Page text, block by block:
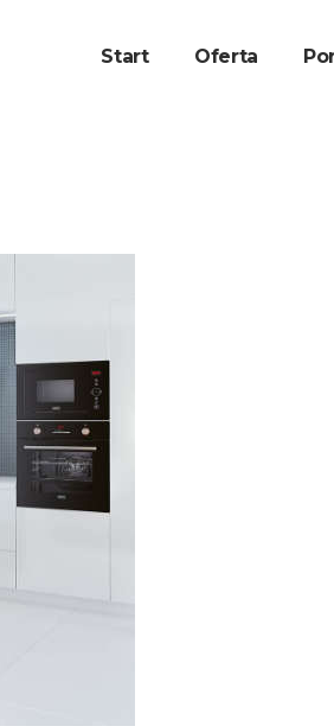
Start Oferta